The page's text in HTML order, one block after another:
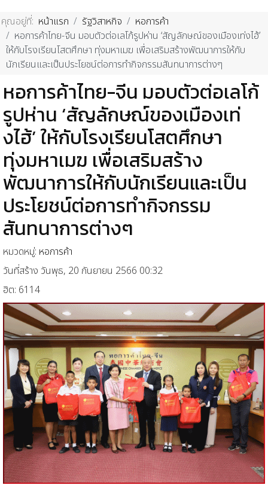
คุณอยู่ที่: หน้าแรก รัฐวิสาหกิจ
หอการค้า
หอการค้าไทย-จีน มอบตัวต่อเลโก้รูปห่าน ‘สัญลักษณ์ของเมืองเท่งไฮ้’
ให้กับโรงเรียนโสตศึกษา ทุ่งมหาเมฆ เพื่อเสริมสร้างพัฒนาการให้กับ
นักเรียนและเป็นประโยชน์ต่อการทำกิจกรรมสันทนาการต่างๆ
หอการค้าไทย-จีน มอบตัวต่อเลโก้
รูปห่าน ‘สัญลักษณ์ของเมืองเท่
งไฮ้’ ให้กับโรงเรียนโสตศึกษา
ทุ่งมหาเมฆ เพื่อเสริมสร้าง
พัฒนาการให้กับนักเรียนและเป็น
ประโยชน์ต่อการทำกิจกรรม
สันทนาการต่างๆ
หมวดหมู่: หอการค้า
วันที่สร้าง วันพุธ, 20 กันยายน 2566 00:32
ฮิต: 6114